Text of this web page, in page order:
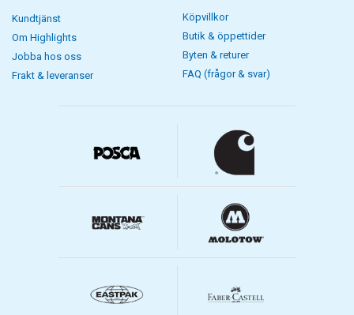
Kundtjänst
Om Highlights
Jobba hos oss
Frakt & leveranser
Köpvillkor
Butik & öppettider
Byten & returer
FAQ (frågor & svar)